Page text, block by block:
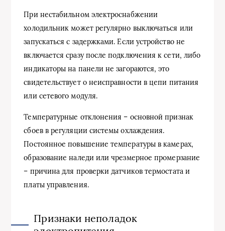
При нестабильном электроснабжении
холодильник может регулярно выключаться или
запускаться с задержками. Если устройство не
включается сразу после подключения к сети, либо
индикаторы на панели не загораются, это
свидетельствует о неисправности в цепи питания
или сетевого модуля.
Температурные отклонения – основной признак
сбоев в регуляции системы охлаждения.
Постоянное повышение температуры в камерах,
образование наледи или чрезмерное промерзание
– причина для проверки датчиков термостата и
платы управления.
Признаки неполадок